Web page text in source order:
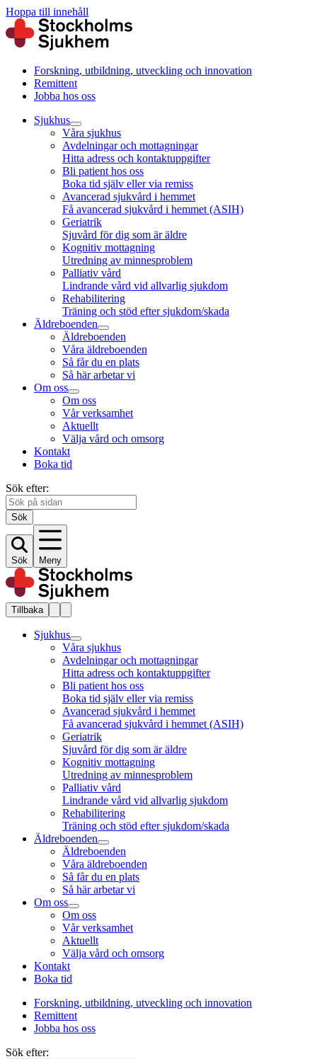
Hoppa till innehåll
Forskning, utbildning, utveckling och innovation
Remittent
Jobba hos oss
Sjukhus
Våra sjukhus
Avdelningar och mottagningar
Hitta adress och kontaktuppgifter
Bli patient hos oss
Boka tid själv eller via remiss
Avancerad sjukvård i hemmet
Få avancerad sjukvård i hemmet (ASIH)
Geriatrik
Sjuvård för dig som är äldre
Kognitiv mottagning
Utredning av minnesproblem
Palliativ vård
Lindrande vård vid allvarlig sjukdom
Rehabilitering
Träning och stöd efter sjukdom/skada
Äldreboenden
Äldreboenden
Våra äldreboenden
Så får du en plats
Så här arbetar vi
Om oss
Om oss
Vår verksamhet
Aktuellt
Välja vård och omsorg
Kontakt
Boka tid
Sök efter:
Sök
Sök Meny
Tillbaka
Sjukhus
Våra sjukhus
Avdelningar och mottagningar
Hitta adress och kontaktuppgifter
Bli patient hos oss
Boka tid själv eller via remiss
Avancerad sjukvård i hemmet
Få avancerad sjukvård i hemmet (ASIH)
Geriatrik
Sjuvård för dig som är äldre
Kognitiv mottagning
Utredning av minnesproblem
Palliativ vård
Lindrande vård vid allvarlig sjukdom
Rehabilitering
Träning och stöd efter sjukdom/skada
Äldreboenden
Äldreboenden
Våra äldreboenden
Så får du en plats
Så här arbetar vi
Om oss
Om oss
Vår verksamhet
Aktuellt
Välja vård och omsorg
Kontakt
Boka tid
Forskning, utbildning, utveckling och innovation
Remittent
Jobba hos oss
Sök efter: